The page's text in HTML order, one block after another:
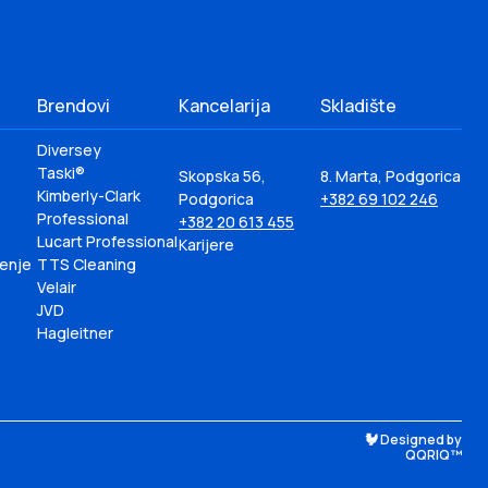
Brendovi
Diversey
Taski®
Kimberly-Clark
Professional
Lucart Professional
TTS Cleaning
Velair
JVD
Hagleitner
Kancelarija
Skopska 56,
Podgorica
+382 20 613 455
Karijere
Skladište
8. Marta, Podgorica
+382 69 102 246
🐓 Designed by
QQRIQ™